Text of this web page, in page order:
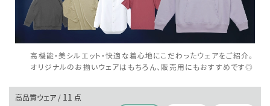
高機能・美シルエット・快適な着心地にこだわったウェアをご紹介。
オリジナルのお揃いウェアはもちろん、販売用にもおすすめです◎
高品質ウェア / 11 点